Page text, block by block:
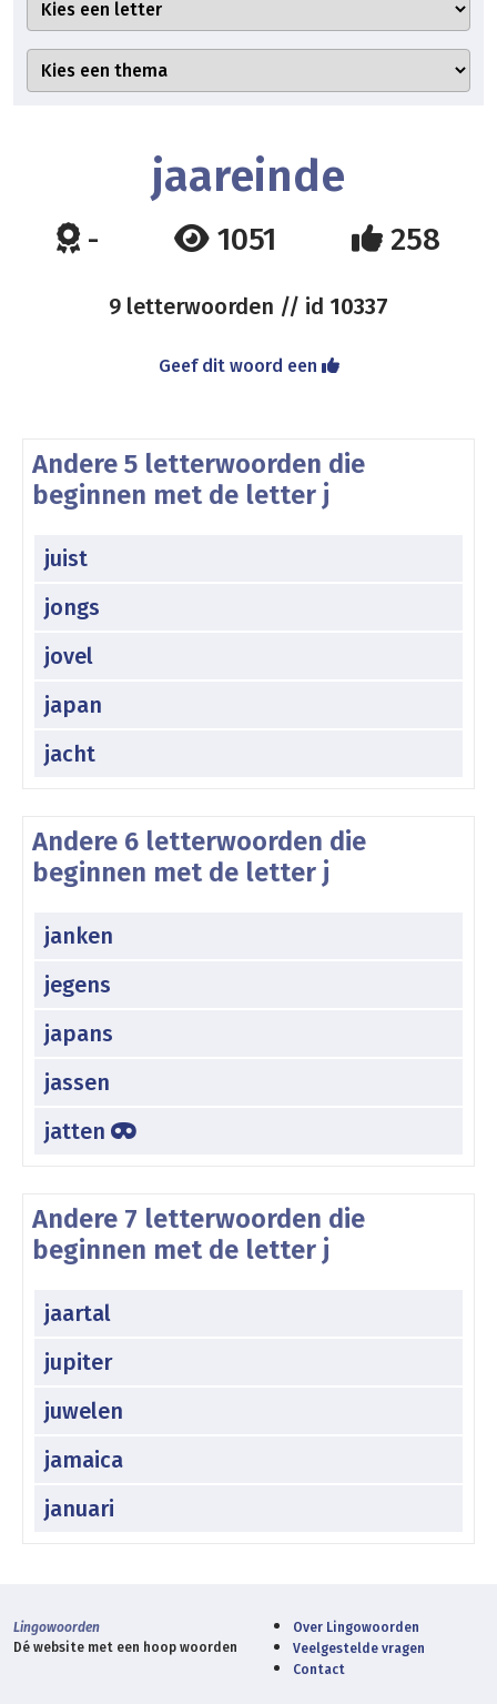
jaareinde
- 1051 258
9 letterwoorden // id 10337
Geef dit woord een
Andere 5 letterwoorden die
beginnen met de letter j
juist
jongs
jovel
japan
jacht
Andere 6 letterwoorden die
beginnen met de letter j
janken
jegens
japans
jassen
jatten
Andere 7 letterwoorden die
beginnen met de letter j
jaartal
jupiter
juwelen
jamaica
januari
Lingowoorden
Dé website met een hoop woorden
Over Lingowoorden
Veelgestelde vragen
Contact